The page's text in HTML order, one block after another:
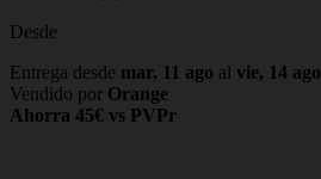
Desde
Entrega desde mar, 11 ago al vie, 14 ago
Vendido por Orange
Ahorra 45€ vs PVPr